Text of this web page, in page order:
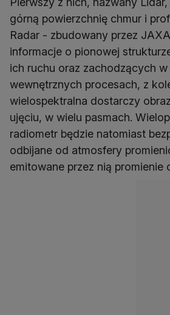
górną powierzchnię chmur i
Radar - zbudowany przez
informacje o pionowej
ich ruchu oraz zachodzących w
wewnętrznych procesach, z
wielospektralna dostarczy
ujęciu, w wielu pasmach.
radiometr będzie natomiast
odbijane od atmosfery
emitowane przez nią promienie